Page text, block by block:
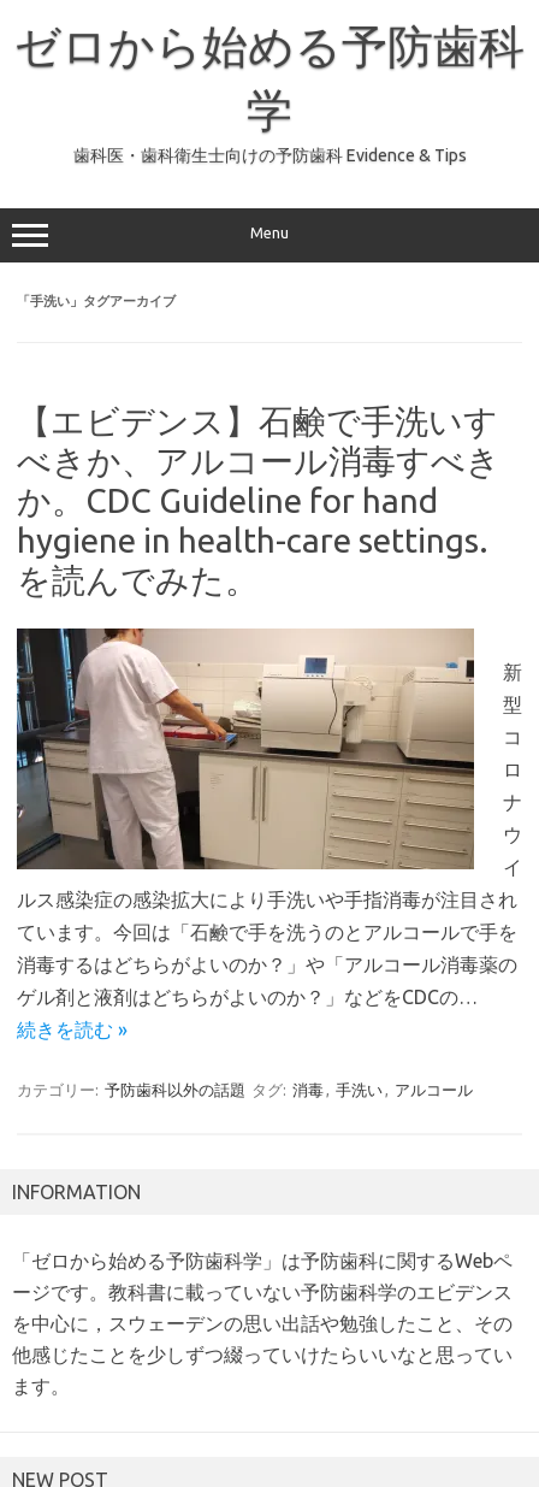
ゼロから始める予防歯科
学
歯科医・歯科衛生士向けの予防歯科 Evidence & Tips
Menu
「手洗い 」タグアーカイブ
【エビデンス】石鹸で手洗いす
べきか、アルコール消毒すべき
か。CDC Guideline for hand
hygiene in health-care settings.
を読んでみた。
新
型
コ
ロ
ナ
ウ
イ
ルス感染症の感染拡大により手洗いや手指消毒が注目され
ています。今回は「石鹸で手を洗うのとアルコールで手を
消毒するはどちらがよいのか？」や「アルコール消毒薬の
ゲル剤と液剤はどちらがよいのか？」などをCDCの…
続きを読む »
カテゴリー: 予防歯科以外の話題 タグ: 消毒, 手洗い, アルコール
INFORMATION
「ゼロから始める予防歯科学」は予防歯科に関するWebペ
ージです。教科書に載っていない予防歯科学のエビデンス
を中心に，スウェーデンの思い出話や勉強したこと、その
他感じたことを少しずつ綴っていけたらいいなと思ってい
ます。
NEW POST